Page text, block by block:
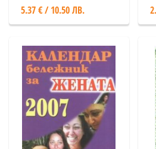
5.37 € / 10.50 ЛВ.